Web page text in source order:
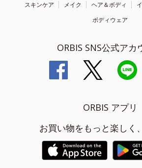
スキンケア メイク ヘア＆ボディ
ボディウェア
ORBIS SNS公式アカ
ORBIS アプリ
お買い物をもっと楽しく